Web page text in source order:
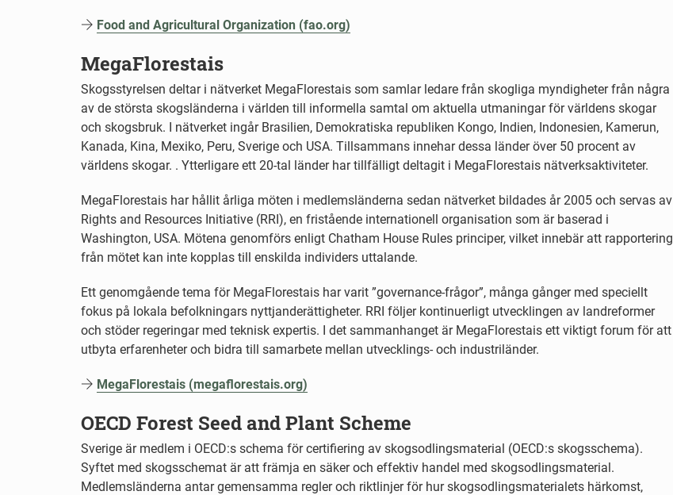
Food and Agricultural Organization (fao.org)
MegaFlorestais
Skogsstyrelsen deltar i nätverket MegaFlorestais som samlar ledare från skogliga myndigheter från några
av de största skogsländerna i världen till informella samtal om aktuella utmaningar för världens skogar
och skogsbruk. I nätverket ingår Brasilien, Demokratiska republiken Kongo, Indien, Indonesien, Kamerun,
Kanada, Kina, Mexiko, Peru, Sverige och USA. Tillsammans innehar dessa länder över 50 procent av
världens skogar. . Ytterligare ett 20-tal länder har tillfälligt deltagit i MegaFlorestais nätverksaktiviteter.
MegaFlorestais har hållit årliga möten i medlemsländerna sedan nätverket bildades år 2005 och servas av
Rights and Resources Initiative (RRI), en fristående internationell organisation som är baserad i
Washington, USA. Mötena genomförs enligt Chatham House Rules principer, vilket innebär att rapportering
från mötet kan inte kopplas till enskilda individers uttalande.
Ett genomgående tema för MegaFlorestais har varit ”governance-frågor”, många gånger med speciellt
fokus på lokala befolkningars nyttjanderättigheter. RRI följer kontinuerligt utvecklingen av landreformer
och stöder regeringar med teknisk expertis. I det sammanhanget är MegaFlorestais ett viktigt forum för att
utbyta erfarenheter och bidra till samarbete mellan utvecklings- och industriländer.
MegaFlorestais (megaflorestais.org)
OECD Forest Seed and Plant Scheme
Sverige är medlem i OECD:s schema för certifiering av skogsodlingsmaterial (OECD:s skogsschema).
Syftet med skogsschemat är att främja en säker och effektiv handel med skogsodlingsmaterial.
Medlemsländerna antar gemensamma regler och riktlinjer för hur skogsodlingsmaterialets härkomst,